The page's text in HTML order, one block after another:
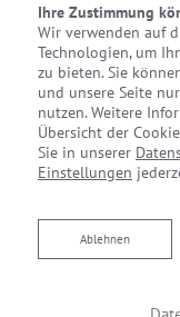
Ihre Zustimmung
Wir verwenden auf
Technologien, um
zu bieten. Sie
und unsere Seite
nutzen. Weitere
Übersicht der
Sie in unserer
Einstellungen
Ablehnen
Ablehnen